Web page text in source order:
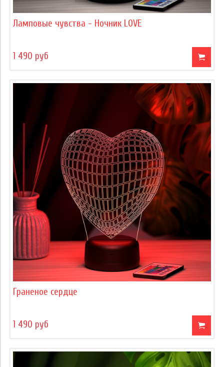
Ламповые чувства - Ночник LOVE
1 490 руб
Граненое сердце
1 490 руб